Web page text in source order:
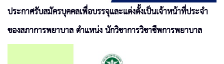
ประกาศรับสมัครบุคคลเพื่อบรรจุและแต่งตั้งเป็นเจ้าหน้าที่ประจำ
ของสภาการพยาบาล ตำแหน่ง นักวิชาการวิชาชีพการพยาบาล